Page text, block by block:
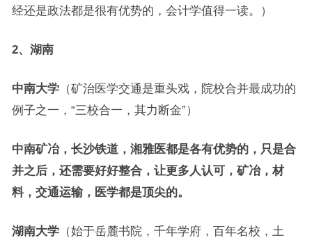
经还是政法都是很有优势的，会计学值得一读。）
2、湖南
中南大学（矿治医学交通是重头戏，院校合并最成功的
例子之一，“三校合一，其力断金”）
中南矿冶，长沙铁道，湘雅医都是各有优势的，只是合
并之后，还需要好好整合，让更多人认可，矿冶，材
料，交通运输，医学都是顶尖的。
湖南大学（始于岳麓书院，千年学府，百年名校，土